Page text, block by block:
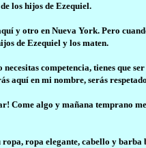
los hijos de Ezequiel.
y otro en Nueva York. Pero
de Ezequiel y los maten.
necesitas competencia, tienes que
aquí en mi nombre, serás
Come algo y mañana temprano
ropa, ropa elegante, cabello y